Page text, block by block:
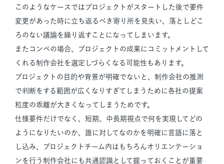
このようなケースではプロジェクトがスタートした後で要件
変更があった時に立ち返るべき寄り所を見失い、落としどこ
ろのない議論を繰り返すことになってしまいます。
またコンペの場合、プロジェクトの成果にコミットメントして
くれる制作会社を選定しづらくなる可能性もあります。
プロジェクトの目的や背景が明確でないと、制作会社の推測
で判断をする範囲が広くなりすぎてしまうために各社の提案
粒度の乖離が大きくなってしまうためです。
仕様要件だけでなく、短期、中長期視点で何を実現してどの
ようになりたいのか、誰に対してなのかを明確に言語に落と
し込み、プロジェクトチーム内はもちろんオリエンテーショ
ンを行う制作会社にも共通認識として握っておくことが重要